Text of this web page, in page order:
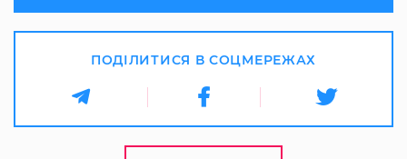
ПОДІЛИТИСЯ В СОЦМЕРЕЖАХ